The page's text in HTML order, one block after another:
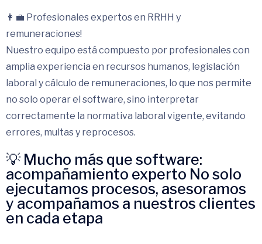
👩‍💼 Profesionales expertos en RRHH y
remuneraciones!
Nuestro equipo está compuesto por profesionales con
amplia experiencia en recursos humanos, legislación
laboral y cálculo de remuneraciones, lo que nos permite
no solo operar el software, sino interpretar
correctamente la normativa laboral vigente, evitando
errores, multas y reprocesos.
💡 Mucho más que software:
acompañamiento experto No solo
ejecutamos procesos, asesoramos
y acompañamos a nuestros clientes
en cada etapa